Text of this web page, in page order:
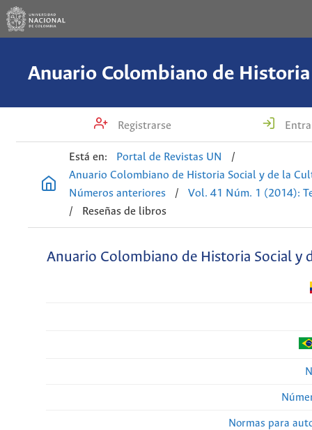
Registrarse
Está en: Portal de Revistas UN
/
Anuario Colombiano de Historia Social y de la
Números anteriores
/
Vol. 41 Núm. 1 (2014):
/
Reseñas de libros
Anuario Colombiano de Historia Social y
Normas para